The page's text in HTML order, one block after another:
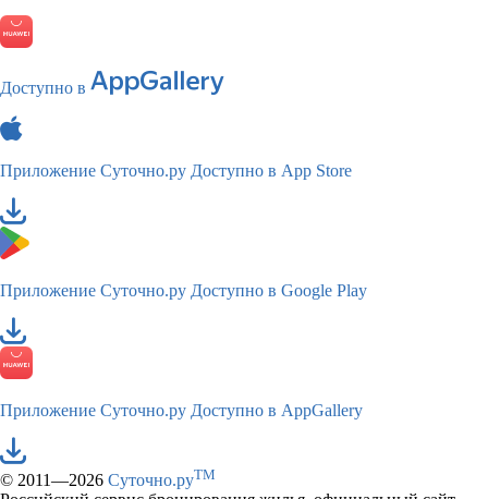
Доступно в
Приложение Суточно.ру Доступно в App Store
Приложение Суточно.ру Доступно в Google Play
Приложение Суточно.ру Доступно в AppGallery
© 2011—2026 Суточно.руTM